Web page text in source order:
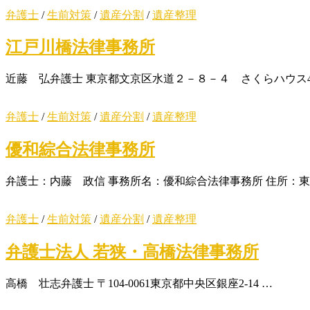
弁護士 /生前対策 /遺産分割 /遺産整理
江戸川橋法律事務所
近藤 弘弁護士 東京都文京区水道２－８－４ さくらハウ
弁護士 /生前対策 /遺産分割 /遺産整理
優和綜合法律事務所
弁護士：内藤 政信 事務所名：優和綜合法律事務所 住所：
弁護士 /生前対策 /遺産分割 /遺産整理
弁護士法人 若狭・高橋法律事務所
高橋 壮志弁護士 〒104-0061東京都中央区銀座2-14 …